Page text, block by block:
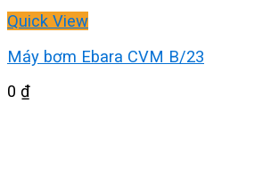
Quick View
Máy bơm Ebara CVM B/23
0 ₫